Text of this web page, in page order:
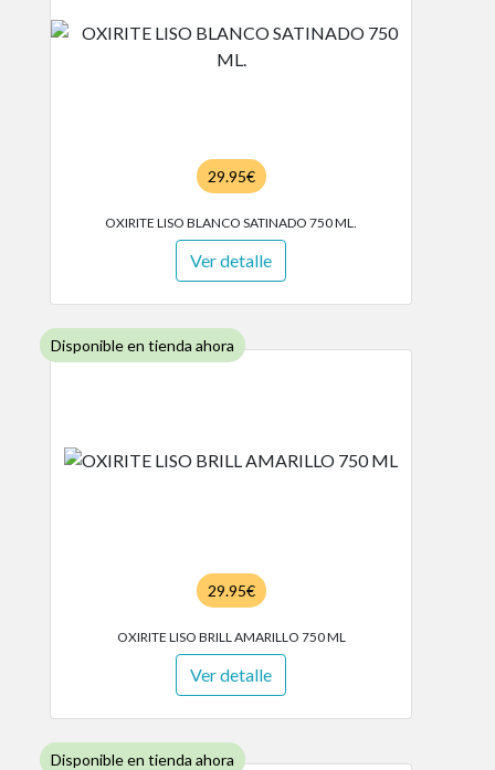
29.95€
OXIRITE LISO BLANCO SATINADO 750 ML.
Ver detalle
Disponible en tienda ahora
29.95€
OXIRITE LISO BRILL AMARILLO 750 ML
Ver detalle
Disponible en tienda ahora